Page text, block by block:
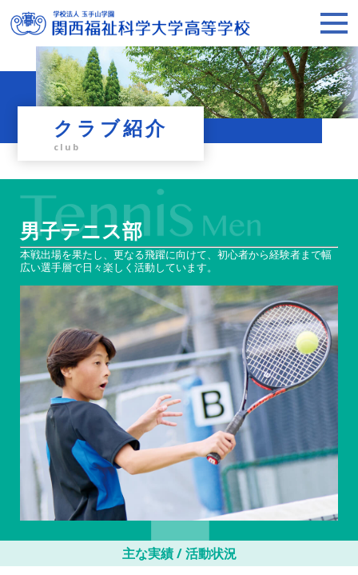
クラブ紹介
club
男子テニス部
本戦出場を果たし、更なる飛躍に向けて、初心者から経験者まで幅
広い選手層で日々楽しく活動しています。
主な実績 / 活動状況